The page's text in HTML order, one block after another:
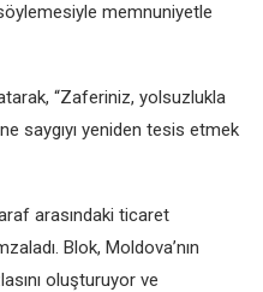
memnuniyetle
“Zaferiniz, yolsuzlukla
saygıyı yeniden tesis etmek
arasındaki ticaret
Blok, Moldova’nın
oluşturuyor ve